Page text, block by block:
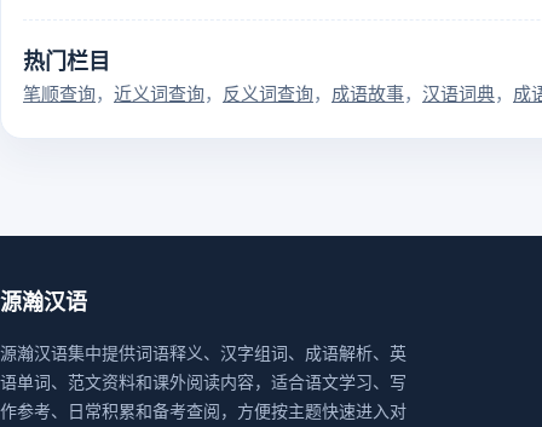
热门栏目
笔顺查询 近义词查询 反义词查询 成语故事 汉语词典 成
源瀚汉语
源瀚汉语集中提供词语释义、汉字组词、成语解析、英
语单词、范文资料和课外阅读内容，适合语文学习、写
作参考、日常积累和备考查阅，方便按主题快速进入对